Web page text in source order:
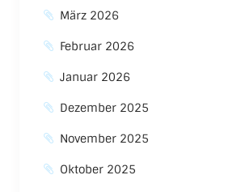
März 2026
Februar 2026
Januar 2026
Dezember 2025
November 2025
Oktober 2025